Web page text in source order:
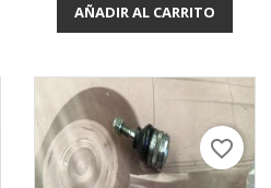
AÑADIR AL CARRITO
favorite_border